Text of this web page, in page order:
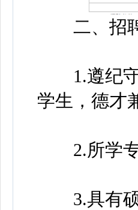
二、招
1.遵纪守
学生，德才
2.所学专
3.具有硕